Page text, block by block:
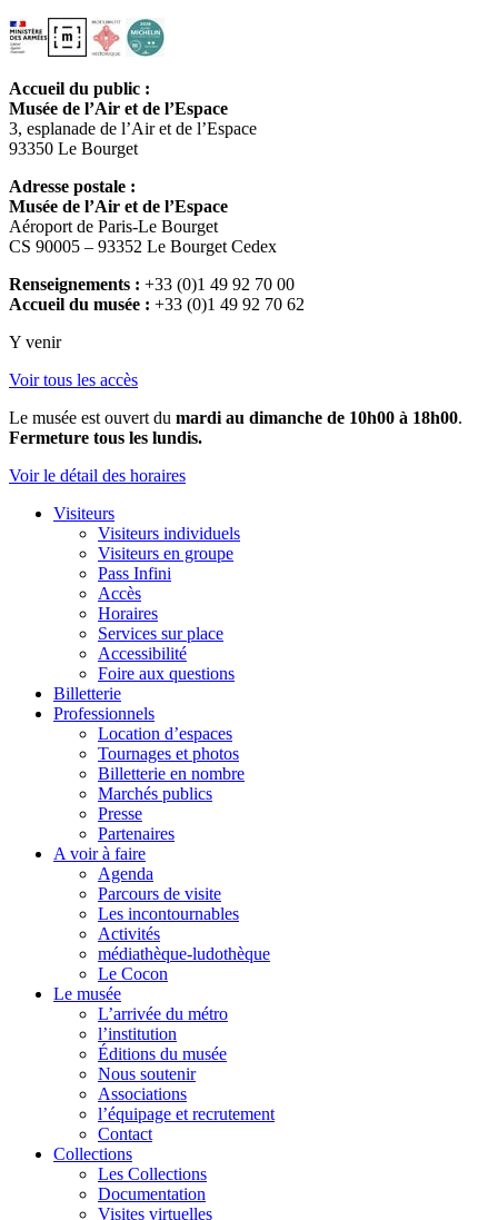
Accueil du public :
Musée de l’Air et de l’Espace
3, esplanade de l’Air et de l’Espace
93350 Le Bourget
Adresse postale :
Musée de l’Air et de l’Espace
Aéroport de Paris-Le Bourget
CS 90005 – 93352 Le Bourget Cedex
Renseignements : +33 (0)1 49 92 70 00
Accueil du musée : +33 (0)1 49 92 70 62
Y venir
Voir tous les accès
Le musée est ouvert du mardi au dimanche de 10h00 à 18h00.
Fermeture tous les lundis.
Voir le détail des horaires
Visiteurs
Visiteurs individuels
Visiteurs en groupe
Pass Infini
Accès
Horaires
Services sur place
Accessibilité
Foire aux questions
Billetterie
Professionnels
Location d’espaces
Tournages et photos
Billetterie en nombre
Marchés publics
Presse
Partenaires
A voir à faire
Agenda
Parcours de visite
Les incontournables
Activités
médiathèque-ludothèque
Le Cocon
Le musée
L’arrivée du métro
l’institution
Éditions du musée
Nous soutenir
Associations
l’équipage et recrutement
Contact
Collections
Les Collections
Documentation
Visites virtuelles